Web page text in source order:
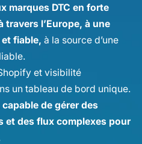
marques DTC en forte
l’Europe, à une
fiable, à la source d’une
et visibilité
un tableau de bord unique.
de gérer des
et des flux complexes pour